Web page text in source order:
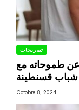
تصريحات
عن طموحاته مع
شباب قسنطينة
Octobre 8, 2024